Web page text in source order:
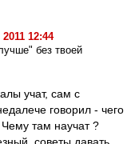
12:44
без твоей
учат, сам с
говорил - чего
там научат ?